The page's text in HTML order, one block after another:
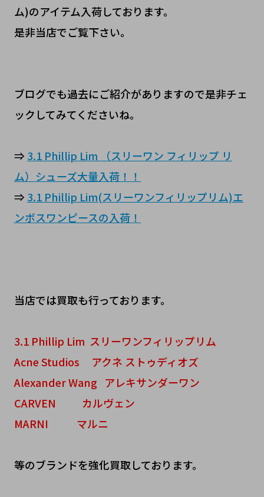
ム)のアイテム入荷しております。
是非当店でご覧下さい。
ブログでも過去にご紹介がありますので是非チェ
ックしてみてくださいね。
⇒3.1 Phillip Lim （スリーワン フィリップ リ
ム）シューズ大量入荷！！
⇒3.1 Phillip Lim(スリーワンフィリップリム)エ
ンボスワンピースの入荷！
当店では買取も行っております。
3.1 Phillip Lim スリーワンフィリップリム
Acne Studios アクネ ストゥディオズ
Alexander Wang アレキサンダーワン
CARVEN カルヴェン
MARNI マルニ
等のブランドを強化買取しております。